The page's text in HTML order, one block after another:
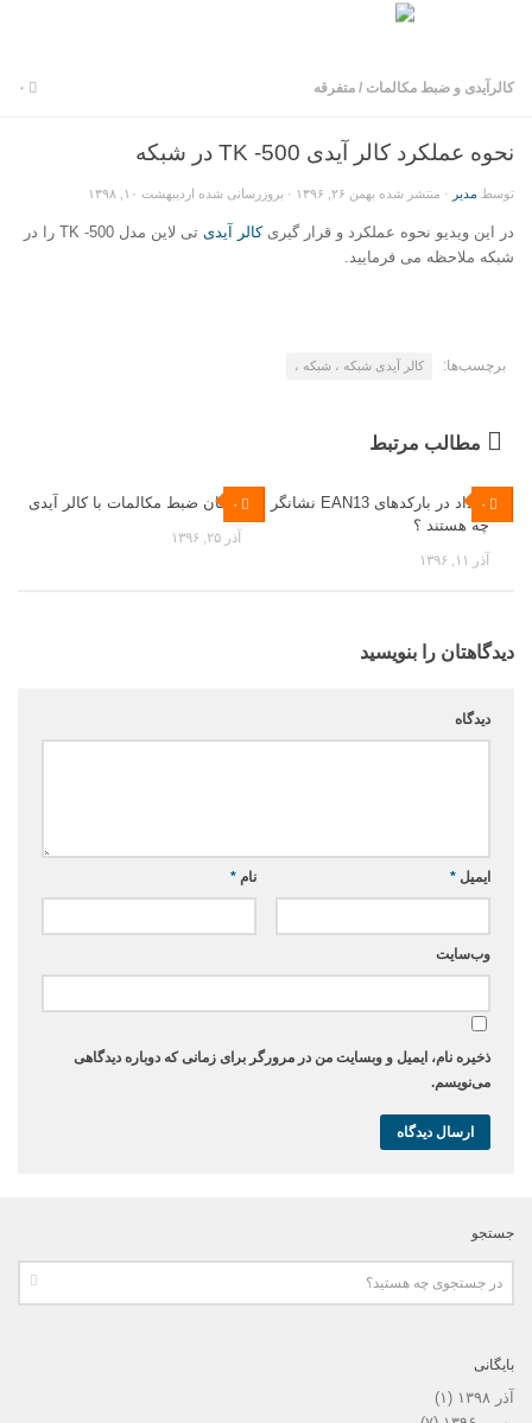
کالرآیدی و ضبط مکالمات / متفرقه ۰
نحوه عملکرد کالر آیدی TK -500 در شبکه
توسط مدیر · منتشر شده بهمن ۲۶, ۱۳۹۶ · بروزرسانی شده اردیبهشت ۱۰, ۱۳۹۸
در این ویدیو نحوه عملکرد و قرار گیریکالر آیدی
تی لاین مدل TK -500 را در
شبکه ملاحظه می فرمایید.
برچسب‌ها: کالر آیدی شبکه ، شبکه ،
مطالب مرتبط
۰امکان ضبط مکالمات با کالر آیدی
آذر ۲۵, ۱۳۹۶
۰
اعداد در بارکدهای EAN13 نشانگر
چه هستند ؟
آذر ۱۱, ۱۳۹۶
دیدگاهتان را بنویسید
دیدگاه
نام * ایمیل *
وب‌سایت
ذخیره نام، ایمیل و وبسایت من در مرورگر برای زمانی که دوباره دیدگاهی
می‌نویسم.
جستجو
بایگانی
آذر ۱۳۹۸
(۱)